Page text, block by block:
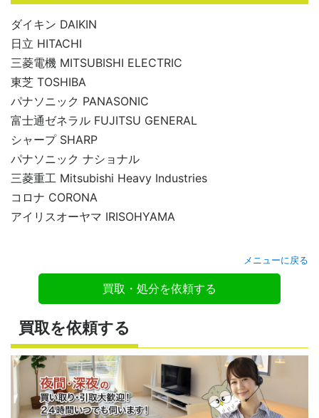
ダイキン DAIKIN
日立 HITACHI
三菱電機 MITSUBISHI ELECTRIC
東芝 TOSHIBA
パナソニック PANASONIC
富士通ゼネラル FUJITSU GENERAL
シャープ SHARP
パナソニック ナショナル
三菱重工 Mitsubishi Heavy Industries
コロナ CORONA
アイリスオーヤマ IRISOHYAMA
メニューに戻る
買取・処分を依頼する
買取を依頼する